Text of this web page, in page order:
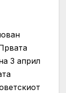
3 април